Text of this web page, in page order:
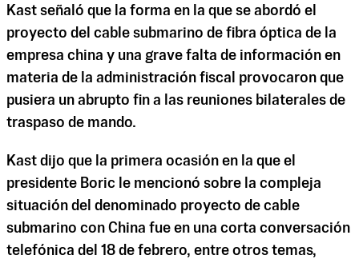
Kast señaló que la forma en la que se abordó el
proyecto del cable submarino de fibra óptica de la
empresa china y una grave falta de información en
materia de la administración fiscal provocaron que
pusiera un abrupto fin a las reuniones bilaterales de
traspaso de mando.
Kast dijo que la primera ocasión en la que el
presidente Boric le mencionó sobre la compleja
situación del denominado proyecto de cable
submarino con China fue en una corta conversación
telefónica del 18 de febrero, entre otros temas,